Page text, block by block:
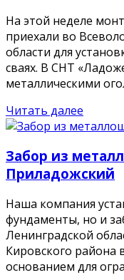
На этой неделе
приехали во
области для
сваях. В СНТ
металлическими
Читать далее
Забор из
Приладожский
Наша компания
фундаменты, но и
Ленинградской
Кировского района
основанием для